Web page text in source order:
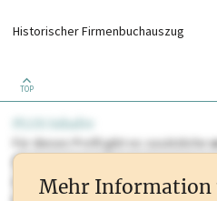
Historischer Firmenbuchauszug
TOP
Für dieses Profil gibt es zusätzliche
Sie momentan nicht einsehen
oder loggen Sie sich ein um diese
Mehr Information